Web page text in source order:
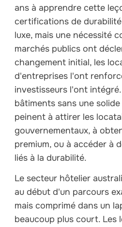
ans à apprendre cette
certifications de
luxe, mais une nécessité
marchés publics ont
changement initial, les
d'entreprises l'ont
investisseurs l'ont
bâtiments sans une
peinent à attirer les
gouvernementaux, à
premium, ou à accéder à
liés à la durabilité.
Le secteur hôtelier
au début d'un parcours
mais comprimé dans un
beaucoup plus court. Les